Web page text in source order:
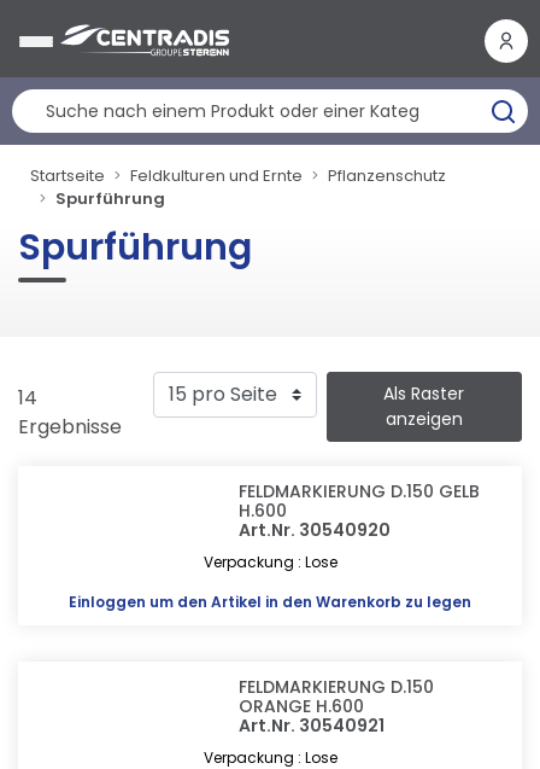
Startseite Feldkulturen und Ernte
Pflanzenschutz
Spurführung
Spurführung
14
Ergebnisse
Als Raster
anzeigen
FELDMARKIERUNG D.150 GELB
H.600
Art.Nr. 30540920
Verpackung : Lose
Einloggen um den Artikel in den Warenkorb zu legen
FELDMARKIERUNG D.150
ORANGE H.600
Art.Nr. 30540921
Verpackung : Lose